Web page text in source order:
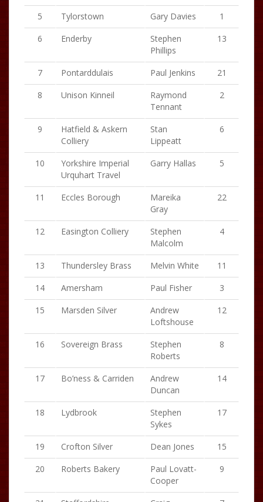
5
Tylorstown Gary Davies
1
6
Enderby
Stephen
Phillips
13
7 Pontarddulais Paul Jenkins
21
8
Unison Kinneil
Raymond
Tennant
2
9
Hatfield & Askern
Colliery
Stan
Lippeatt
6
10
Yorkshire Imperial
Urquhart Travel
Garry Hallas 5
11 Eccles Borough
Mareika
Gray
22
12 Easington Colliery
Stephen
Malcolm
4
13 Thundersley Brass Melvin White
11
14
Amersham Paul Fisher
3
15
Marsden Silver
Andrew
Loftshouse
12
16 Sovereign Brass
Stephen
Roberts
8
17 Bo’ness & Carriden
Andrew
Duncan
14
18 Lydbrook
Stephen
Sykes
17
19 Crofton Silver Dean Jones
15
20
Roberts Bakery
Paul Lovatt-
Cooper
9